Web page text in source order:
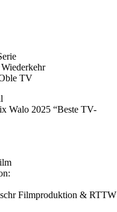
TV
Walo 2025 “Beste TV-
Filmproduktion & RTTW